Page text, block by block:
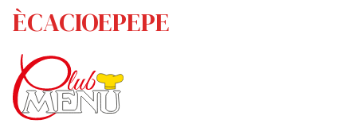
TRABAJA CON NOSOTROS
ÈCACIOEPEPE